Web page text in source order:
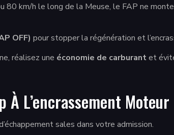
80 km/h le long de la Meuse, le FAP ne
OFF) pour stopper la régénération et
réalisez une économie de carburantet
À L’encrassement Moteur
sales dans votre admission.